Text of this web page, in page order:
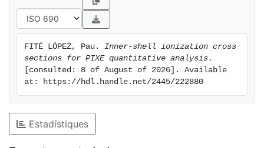
FITÉ LÓPEZ, Pau. Inner-shell ionization cross
sections for PIXE quantitative analysis.
[consulted: 8 of August of 2026]. Available
at: https://hdl.handle.net/2445/222880
Estadístiques